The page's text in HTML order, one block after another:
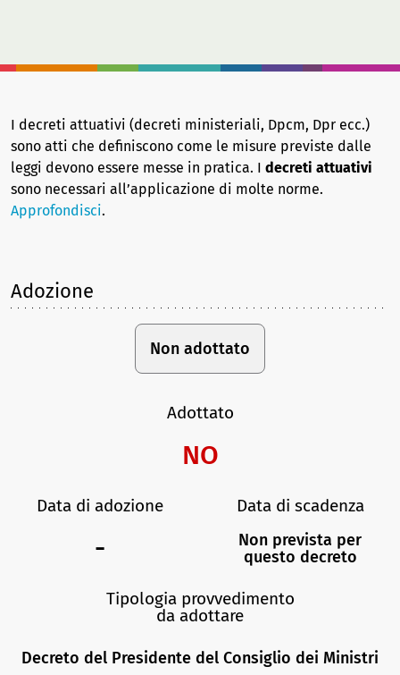
I decreti attuativi (decreti ministeriali, Dpcm, Dpr ecc.)
sono atti che definiscono come le misure previste dalle
leggi devono essere messe in pratica. I decreti attuativi
sono necessari all’applicazione di molte norme.
Approfondisci.
Adozione
Non adottato
Adottato
NO
Data di adozione
-
Data di scadenza
Non prevista per
questo decreto
Tipologia provvedimento
da adottare
Decreto del Presidente del Consiglio dei Ministri